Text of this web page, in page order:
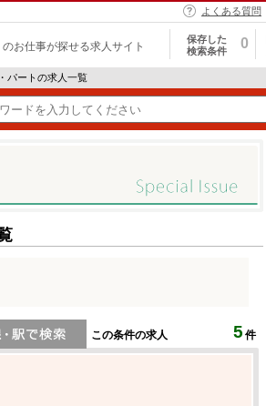
よくある質問
のお仕事が探せる求人サイト
保存した
検索条件
0
パートの求人一覧
この条件の求人 5 件